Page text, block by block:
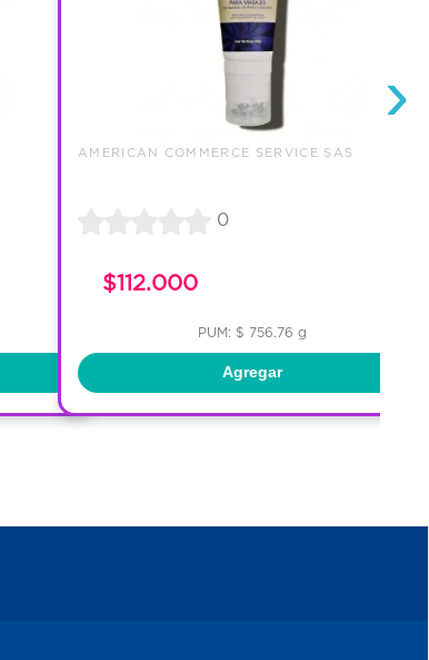
AMERICAN COMMERCE SERVICE SAS
0
$112.000
PUM: $ 756.76 g
Agregar
›